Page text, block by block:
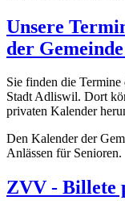
Unsere
der
Sie finden die
Stadt Adliswil. Dort
privaten Kalender
Den Kalender der
Anlässen für Senioren.
ZVV - Billete